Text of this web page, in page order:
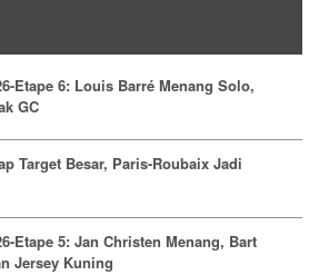
Etape 6: Louis Barré Menang Solo,
GC
Target Besar, Paris-Roubaix Jadi
Etape 5: Jan Christen Menang, Bart
Jersey Kuning